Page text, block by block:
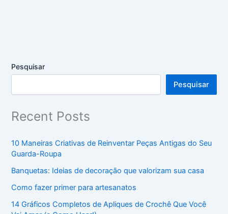
Pesquisar
Pesquisar
Recent Posts
10 Maneiras Criativas de Reinventar Peças Antigas do Seu
Guarda-Roupa
Banquetas: Ideias de decoração que valorizam sua casa
Como fazer primer para artesanatos
14 Gráficos Completos de Apliques de Crochê Que Você